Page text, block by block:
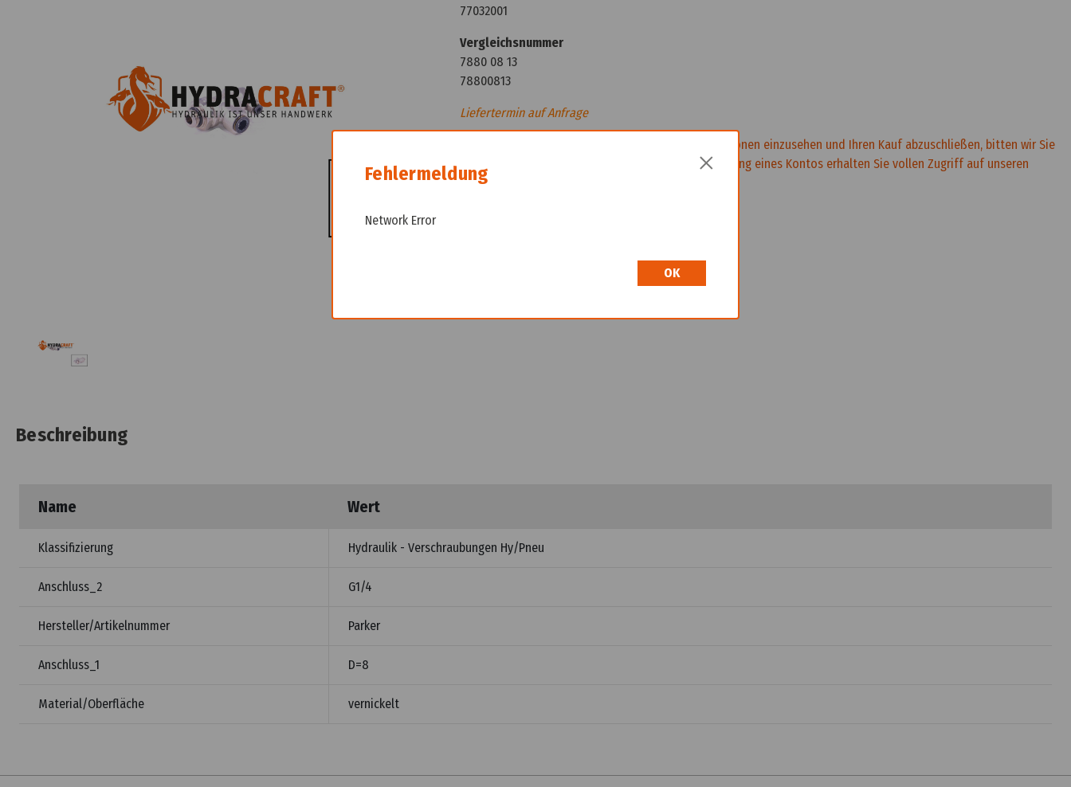
77032001
Vergleichsnummer
7880 08 13
78800813
Liefertermin auf Anfrage
Wir freuen uns, dass Sie hier sind! Um Preisinformationen einzusehen und Ihren Kauf abzuschließen, bitten wir Sie
höflich, sich bei uns zu registrieren. Durch die Erstellung eines Kontos erhalten Sie vollen Zugriff auf unseren
Shop.
Beschreibung
Name Wert
Klassifizierung Hydraulik - Verschraubungen Hy/Pneu
Anschluss_2 G1/4
Hersteller/Artikelnummer Parker
Anschluss_1 D=8
Material/Oberfläche vernickelt
Fehlermeldung ×
Network Error
OK